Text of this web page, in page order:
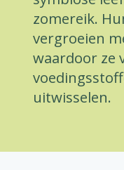
zomereik.
vergroeien
waardoor ze
uitwisselen.